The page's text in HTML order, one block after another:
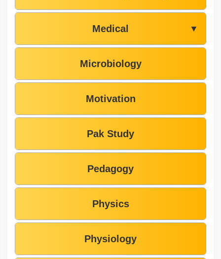
Medical ▼
Microbiology
Motivation
Pak Study
Pedagogy
Physics
Physiology